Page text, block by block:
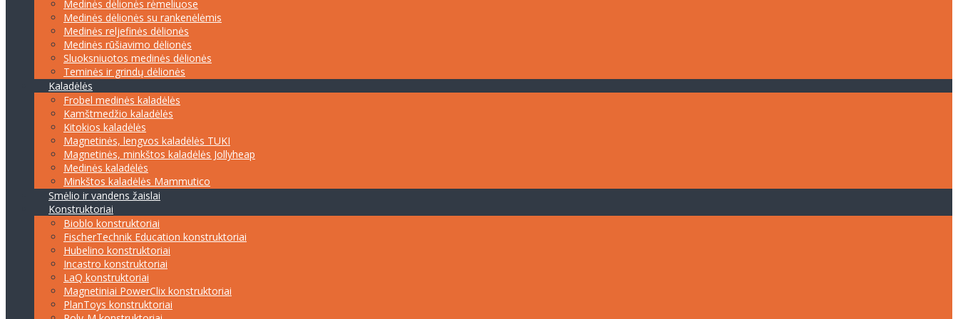
Medinės dėlionės rėmeliuose
Medinės dėlionės su rankenėlėmis
Medinės reljefinės dėlionės
Medinės rūšiavimo dėlionės
Sluoksniuotos medinės dėlionės
Teminės ir grindų dėlionės
Kaladėlės
Frobel medinės kaladėlės
Kamštmedžio kaladėlės
Kitokios kaladėlės
Magnetinės, lengvos kaladėlės TUKI
Magnetinės, minkštos kaladėlės Jollyheap
Medinės kaladėlės
Minkštos kaladėlės Mammutico
Smėlio ir vandens žaislai
Konstruktoriai
Bioblo konstruktoriai
FischerTechnik Education konstruktoriai
Hubelino konstruktoriai
Incastro konstruktoriai
LaQ konstruktoriai
Magnetiniai PowerClix konstruktoriai
PlanToys konstruktoriai